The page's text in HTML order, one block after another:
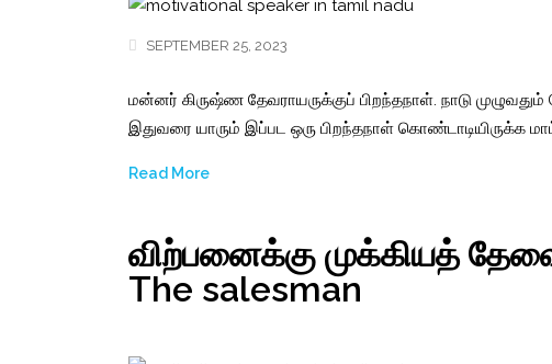
SEPTEMBER 25, 2023
மன்னர் கிருஷ்ண தேவராயருக்குப் பிறந்தநாள். நாடு
இதுவரை யாரும் இப்பட ஒரு பிறந்தநாள் கொண்டாடியிருக்க
Read More
விற்பனைக்கு முக்கியத்
The salesman